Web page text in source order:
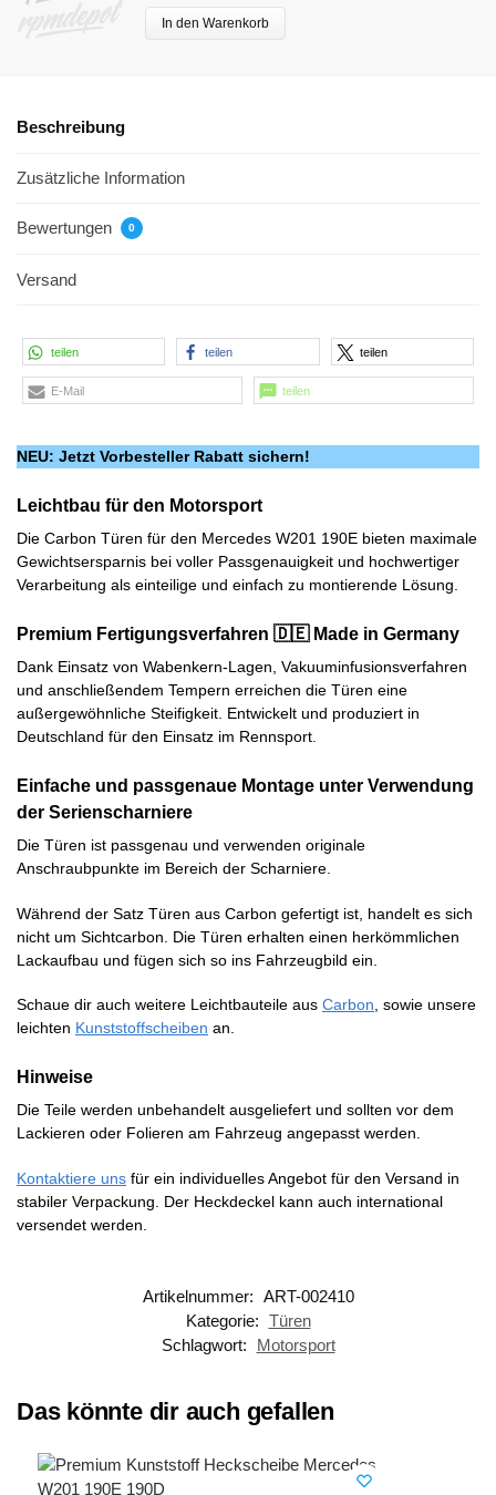
In den Warenkorb
Beschreibung
Zusätzliche Information
Bewertungen 0
Versand
teilen teilen teilen
E-Mail teilen
NEU: Jetzt Vorbesteller Rabatt sichern!
Leichtbau für den Motorsport
Die Carbon Türen für den Mercedes W201 190E bieten maximale
Gewichtsersparnis bei voller Passgenauigkeit und hochwertiger
Verarbeitung als einteilige und einfach zu montierende Lösung.
Premium Fertigungsverfahren 🇩🇪 Made in Germany
Dank Einsatz von Wabenkern-Lagen, Vakuuminfusionsverfahren
und anschließendem Tempern erreichen die Türen eine
außergewöhnliche Steifigkeit. Entwickelt und produziert in
Deutschland für den Einsatz im Rennsport.
Einfache und passgenaue Montage unter Verwendung
der Serienscharniere
Die Türen ist passgenau und verwenden originale
Anschraubpunkte im Bereich der Scharniere.
Während der Satz Türen aus Carbon gefertigt ist, handelt es sich
nicht um Sichtcarbon. Die Türen erhalten einen herkömmlichen
Lackaufbau und fügen sich so ins Fahrzeugbild ein.
Schaue dir auch weitere Leichtbauteile aus Carbon , sowie unsere
leichten Kunststoffscheiben an.
Hinweise
Die Teile werden unbehandelt ausgeliefert und sollten vor dem
Lackieren oder Folieren am Fahrzeug angepasst werden.
Kontaktiere uns für ein individuelles Angebot für den Versand in
stabiler Verpackung. Der Heckdeckel kann auch international
versendet werden.
Artikelnummer: ART-002410
Kategorie: Türen
Schlagwort:
Motorsport
Das könnte dir auch gefallen